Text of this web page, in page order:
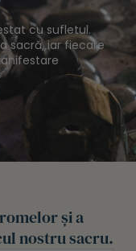
cu sufletul.
sacră, iar fiecare
și a
nostru sacru.